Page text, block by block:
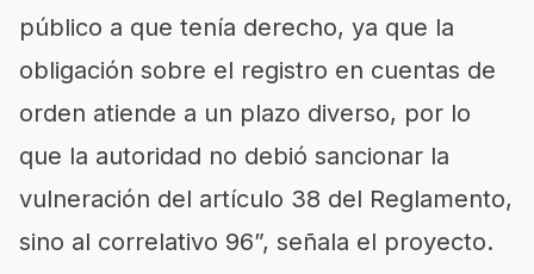
público a que tenía derecho, ya que la
obligación sobre el registro en cuentas de
orden atiende a un plazo diverso, por lo
que la autoridad no debió sancionar la
vulneración del artículo 38 del Reglamento,
sino al correlativo 96”, señala el proyecto.